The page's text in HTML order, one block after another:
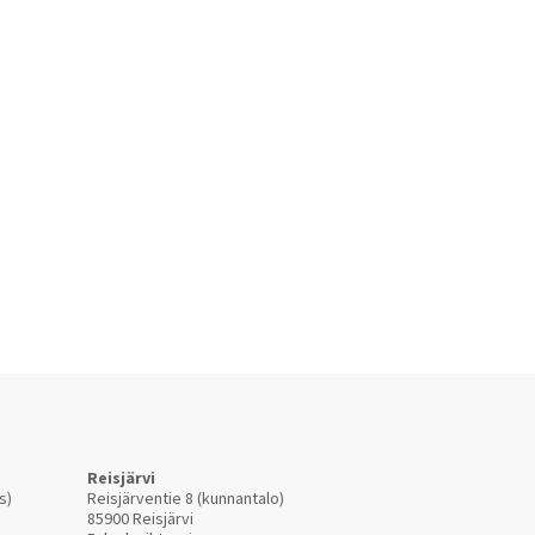
Reisjärvi
Reisjärventie 8 (kunnantalo)
85900 Reisjärvi